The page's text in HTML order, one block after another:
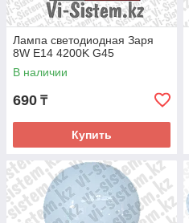
Лампа светодиодная Заря
8W E14 4200K G45
В наличии
690 ₸
Купить